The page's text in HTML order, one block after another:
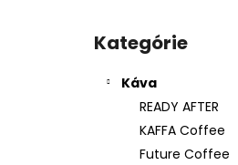
Preskočiť
kategórie
Kategórie
Káva
READY AFTER
KAFFA Coffee
Future Coffee